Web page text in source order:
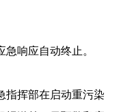
急响应自动终止。
指挥部在启动重污染